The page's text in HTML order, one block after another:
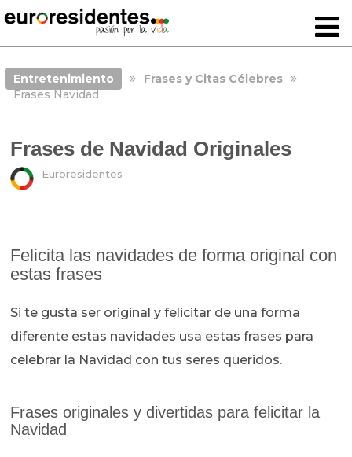
Entretenimiento
Frases y Citas Célebres
Frases Navidad
Frases de Navidad Originales
Euroresidentes
Felicita las navidades de forma original con
estas frases
Si te gusta ser original y felicitar de una forma
diferente estas navidades usa estas frases para
celebrar la Navidad con tus seres queridos.
Frases originales y divertidas para felicitar la
Navidad